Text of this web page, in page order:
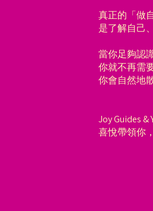
真正的「做
是了解自己
當你足夠認
你就不再需
你會自然地
Joy Guides &
喜悅帶領你